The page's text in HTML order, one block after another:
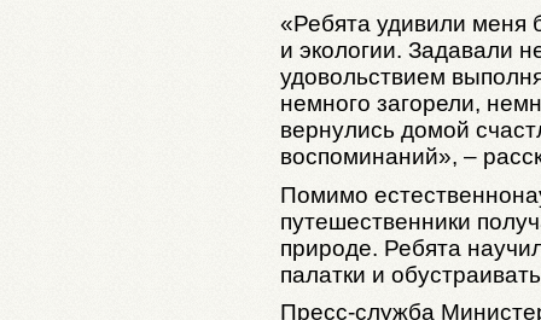
«Ребята удивили меня
и экологии. Задавали
удовольствием
немного загорели,
вернулись домой
воспоминаний», –
Помимо
путешественники
природе. Ребята
палатки и
Пресс-служба